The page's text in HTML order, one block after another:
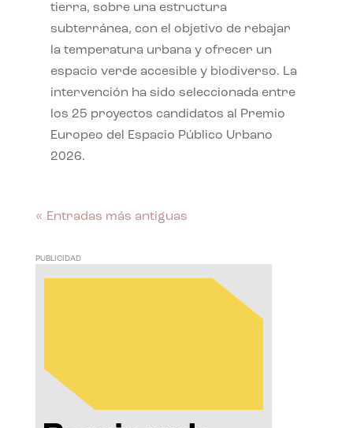
tierra, sobre una estructura
subterránea, con el objetivo de rebajar
la temperatura urbana y ofrecer un
espacio verde accesible y biodiverso. La
intervención ha sido seleccionada entre
los 25 proyectos candidatos al Premio
Europeo del Espacio Público Urbano
2026.
« Entradas más antiguas
PUBLICIDAD